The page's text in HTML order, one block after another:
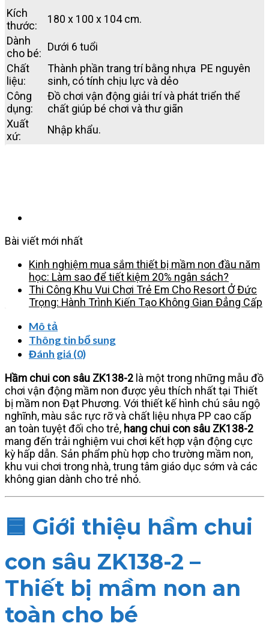
Kích
thước:
180 x 100 x 104 cm.
Dành
cho bé:
Dưới 6 tuổi
Chất
liệu:
Thành phần trang trí bằng nhựa PE nguyên
sinh, có tính chịu lực và dẻo
Công
dụng:
Đồ chơi vận động giải trí và phát triển thể
chất giúp bé chơi và thư giãn
Xuất
xứ:
Nhập khẩu.
Bài viết mới nhất
Kinh nghiệm mua sắm thiết bị mầm non đầu năm
học: Làm sao để tiết kiệm 20% ngân sách?
Thi Công Khu Vui Chơi Trẻ Em Cho Resort Ở Đức
Trọng: Hành Trình Kiến Tạo Không Gian Đẳng Cấp
Mô tả
Thông tin bổ sung
Đánh giá (0)
Hầm chui con sâu ZK138-2 là một trong những mẫu đồ
chơi vận động mầm non được yêu thích nhất tại Thiết
bị mầm non Đạt Phương. Với thiết kế hình chú sâu ngộ
nghĩnh, màu sắc rực rỡ và chất liệu nhựa PP cao cấp
an toàn tuyệt đối cho trẻ, hang chui con sâu ZK138-2
mang đến trải nghiệm vui chơi kết hợp vận động cực
kỳ hấp dẫn. Sản phẩm phù hợp cho trường mầm non,
khu vui chơi trong nhà, trung tâm giáo dục sớm và các
không gian dành cho trẻ nhỏ.
🟦 Giới thiệu hầm chui
con sâu ZK138-2 –
Thiết bị mầm non an
toàn cho bé